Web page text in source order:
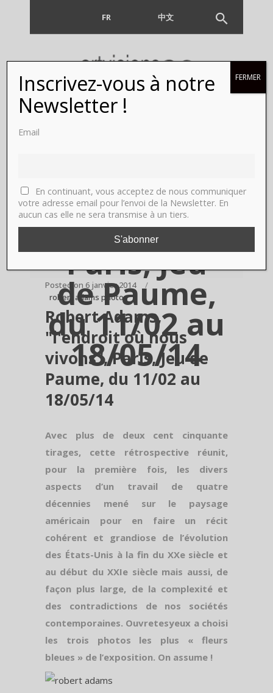
FR 中文
Robert
où nous
vivons",
Paris, Jeu
de Paume,
du 11/02 au
18/05/14
Posted on 6 janvier 2014
robert adams photos
Robert Adams,
"l'endroit où nous
vivons", Paris, Jeu de
Paume, du 11/02 au
18/05/14
Avec plus de deux cent cinquante
tirages, cette rétrospective réunit,
pour la première fois, les divers
aspects d’un travail de quatre
décennies mené sur le paysage
américain pour en faire un récit
cohérent et grandiose de l’évolution
des États-Unis à la fin du XXe siècle et
au début du XXIe siècle mais aussi, de
façon plus large, de la complexité et
des contradictions de nos sociétés
contemporaines. Ouvretesyeux a choisi
les trois photos les plus « fleurs
bleues » de l’exposition. On assume !
Inscrivez-vous à notre
Newsletter !
Email
En continuant, vous acceptez de nous communiquer
votre adresse email pour l’envoi de la Newsletter. En
aucun cas elle ne sera transmise à un tiers.
FERMER